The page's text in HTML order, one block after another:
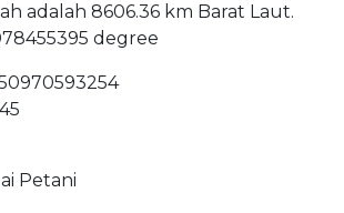
adalah 8606.36 km Barat Laut.
degree
Petani